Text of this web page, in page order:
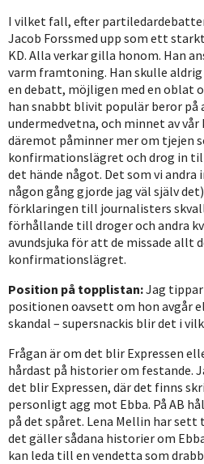
I vilket fall, efter
Jacob Forssmed upp som ett
KD. Alla verkar gilla honom. Han
varm framtoning. Han skulle
en debatt, möjligen med en oblat
han snabbt blivit populär beror
undermedvetna, och minnet av
däremot påminner mer om tjejen
konfirmationslägret och drog in
det hände något. Det som vi andra
någon gång gjorde jag väl själv
förklaringen till journalisters
förhållande till droger och andra
avundsjuka för att de missade allt
konfirmationslägret.
Position på topplistan:Jag
positionen oavsett om hon avgår
skandal – supersnackis blir det i
Frågan är om det blir Expressen
hårdast på historier om festande.
det blir Expressen, där det finns
personligt agg mot Ebba. På AB
på det spåret. Lena Mellin har
det gäller sådana historier om
kan leda till en vendetta som